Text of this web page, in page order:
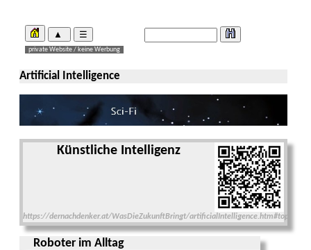
Artificial Intelligence
Künstliche Intelligenz
https://dernachdenker.at/WasDieZukunftBringt/artificialIntelligence.htm#top
Roboter im Alltag